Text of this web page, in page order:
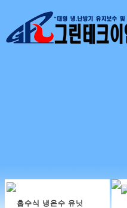
흡수식 냉온수 유닛